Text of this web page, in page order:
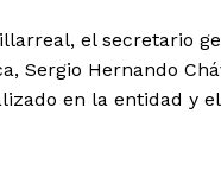
el secretario
Sergio Hernando
en la entidad y